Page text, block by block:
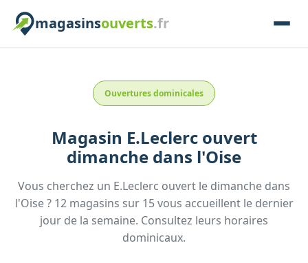
magasinsouverts.fr
Ouvertures dominicales
Magasin E.Leclercouvert
dimanche dans l'Oise
Vous cherchez un E.Leclerc ouvert le dimanche dans
l'Oise? 12 magasins sur 15 vous accueillentle dernier
jour de la semaine. Consultez leurs horaires
dominicaux.